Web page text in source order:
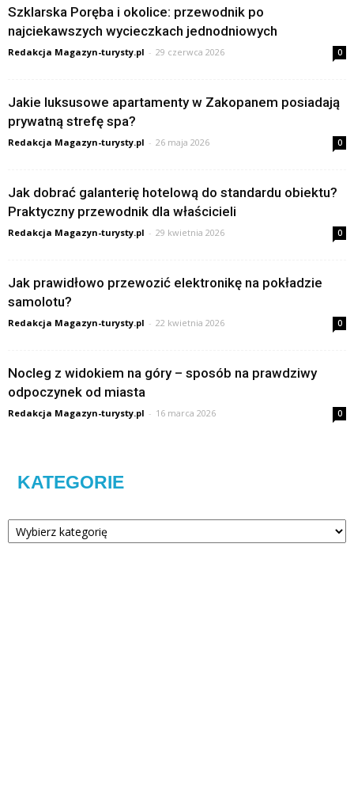
Szklarska Poręba i okolice: przewodnik po
najciekawszych wycieczkach jednodniowych
Redakcja Magazyn-turysty.pl - 29 czerwca 2026 0
Jakie luksusowe apartamenty w Zakopanem posiadają
prywatną strefę spa?
Redakcja Magazyn-turysty.pl - 26 maja 2026 0
Jak dobrać galanterię hotelową do standardu obiektu?
Praktyczny przewodnik dla właścicieli
Redakcja Magazyn-turysty.pl - 29 kwietnia 2026 0
Jak prawidłowo przewozić elektronikę na pokładzie
samolotu?
Redakcja Magazyn-turysty.pl - 22 kwietnia 2026 0
Nocleg z widokiem na góry – sposób na prawdziwy
odpoczynek od miasta
Redakcja Magazyn-turysty.pl - 16 marca 2026 0
KATEGORIE
Kategorie